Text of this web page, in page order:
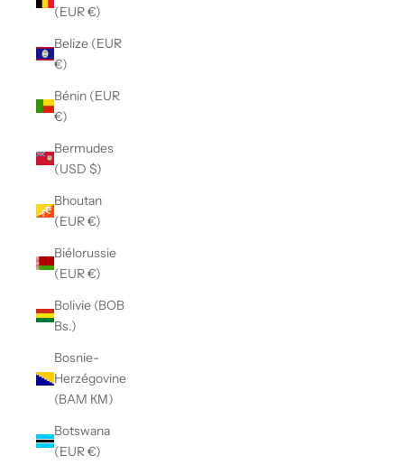
(EUR €)
Belize (EUR
€)
Bénin (EUR
€)
Bermudes
(USD $)
Bhoutan
(EUR €)
Biélorussie
(EUR €)
Bolivie (BOB
Bs.)
Bosnie-
Herzégovine
(BAM КМ)
Botswana
(EUR €)